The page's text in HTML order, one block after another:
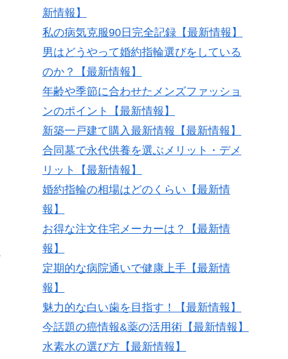
新情報】
私の病気克服90日完全記録【最新情報】
男はどうやって婚約指輪選びをしている
のか？【最新情報】
年齢や季節に合わせたメンズファッショ
ンのポイント【最新情報】
新築一戸建て購入最新情報【最新情報】
合同墓で永代供養を選ぶメリット・デメ
リット【最新情報】
婚約指輪の相場はどのくらい【最新情
報】
お得な注文住宅メーカーは？【最新情
報】
定期的な病院通いで健康上手【最新情
報】
魅力的な白い歯を目指す！【最新情報】
今話題の癌情報&薬の活用術【最新情報】
水素水の選び方【最新情報】